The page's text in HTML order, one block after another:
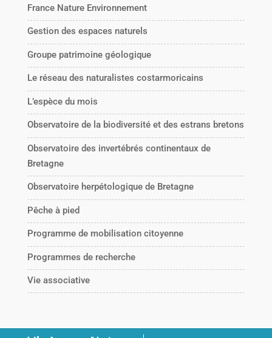
France Nature Environnement
Gestion des espaces naturels
Groupe patrimoine géologique
Le réseau des naturalistes costarmoricains
L’espèce du mois
Observatoire de la biodiversité et des estrans bretons
Observatoire des invertébrés continentaux de
Bretagne
Observatoire herpétologique de Bretagne
Pêche à pied
Programme de mobilisation citoyenne
Programmes de recherche
Vie associative